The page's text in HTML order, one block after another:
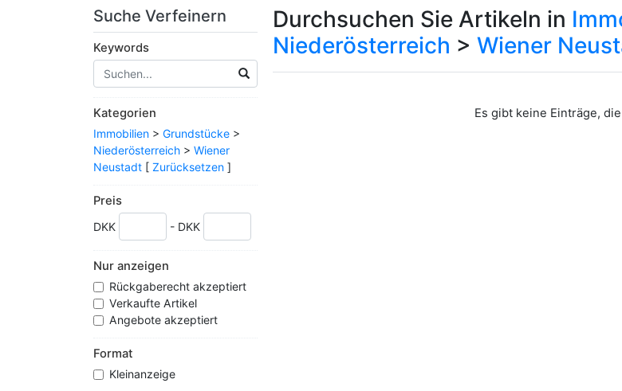
Suche Verfeinern
Keywords
Kategorien
Immobilien > Grundstücke >
Niederösterreich > Wiener
Neustadt [ Zurücksetzen ]
Preis
DKK - DKK
Nur anzeigen
Rückgaberecht akzeptiert
Verkaufte Artikel
Angebote akzeptiert
Format
Kleinanzeige
Durchsuchen Sie Artikeln in
Niederösterreich > Wiener
Es gibt keine Einträge,